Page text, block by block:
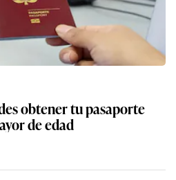
obtener tu pasaporte
de edad